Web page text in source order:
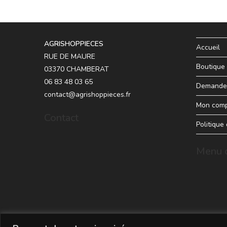
AGRISHOPPIECES
RUE DE MAURE
03370 CHAMBERAT
06 83 48 03 65
contact@agrishoppieces.fr
Accueil
Boutique
Mon
Politique